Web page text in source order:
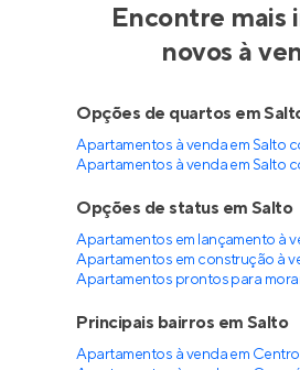
Encontre mais
novos à
Opções de quartos em
Apartamentos à venda em Salto
Apartamentos à venda em Salto
Opções de status em Salto
Apartamentos em lançamento à
Apartamentos em construção à
Apartamentos prontos para
Principais bairros em Salto
Apartamentos à venda em Centro